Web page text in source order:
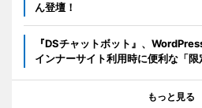
ん登壇！
『DSチャットボット』、
インナーサイト利用時に便利な「
もっと見る